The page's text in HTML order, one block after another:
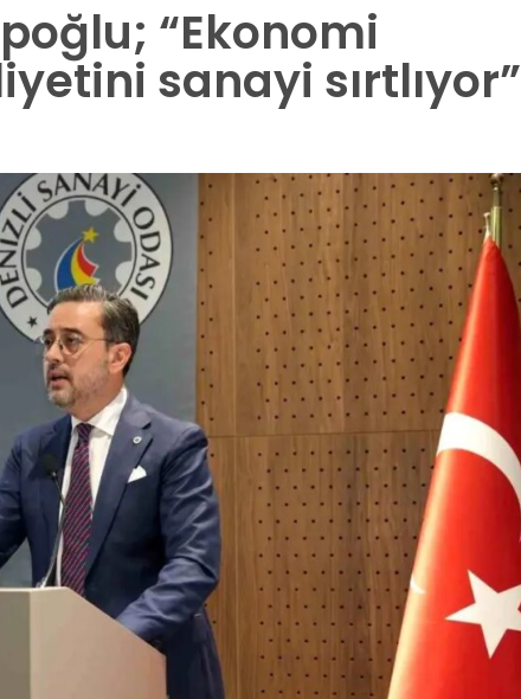
“Ekonomi
sanayi sırtlıyor”